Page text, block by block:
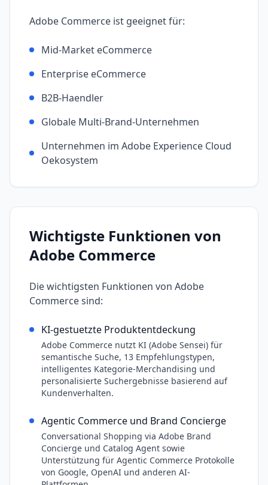
Adobe Commerce ist geeignet für:
Mid-Market eCommerce
Enterprise eCommerce
B2B-Haendler
Globale Multi-Brand-Unternehmen
Unternehmen im Adobe Experience Cloud
Oekosystem
Wichtigste Funktionen von
Adobe Commerce
Die wichtigsten Funktionen von Adobe
Commercesind:
KI-gestuetzte Produktentdeckung
Adobe Commerce nutzt KI (Adobe Sensei) für
semantische Suche, 13 Empfehlungstypen,
intelligentes Kategorie-Merchandising und
personalisierte Suchergebnisse basierend auf
Kundenverhalten.
Agentic Commerce und Brand Concierge
Conversational Shopping via Adobe Brand
Concierge und Catalog Agent sowie
Unterstützung für Agentic Commerce Protokolle
von Google, OpenAI und anderen AI-